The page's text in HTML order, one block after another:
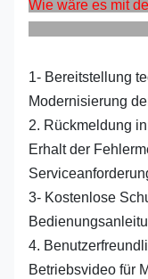
Wie wäre es mit
1- Bereitstellung
Modernisierung
2. Rückmeldung
Erhalt der
3- Kostenlose
4.
Betriebsvideo für